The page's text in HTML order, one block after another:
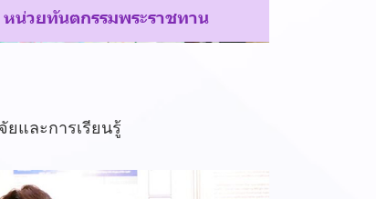
หน่วยทันตกรรมพระราชทาน
และการเรียนรู้